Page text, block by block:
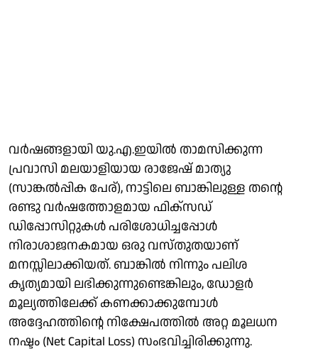
വർഷങ്ങളായി യു.എ.ഇയിൽ താമസിക്കുന്ന
പ്രവാസി മലയാളിയായ രാജേഷ് മാത്യു
(സാങ്കൽപ്പിക പേര്), നാട്ടിലെ ബാങ്കിലുള്ള തന്റെ
രണ്ടു വർഷത്തോളമായ ഫിക്സഡ്
ഡിപ്പോസിറ്റുകൾ പരിശോധിച്ചപ്പോൾ
നിരാശാജനകമായ ഒരു വസ്തുതയാണ്
മനസ്സിലാക്കിയത്. ബാങ്കിൽ നിന്നും പലിശ
കൃത്യമായി ലഭിക്കുന്നുണ്ടെങ്കിലും, ഡോളർ
മൂല്യത്തിലേക്ക് കണക്കാക്കുമ്പോൾ
അദ്ദേഹത്തിന്റെ നിക്ഷേപത്തിൽ അറ്റ മൂലധന
നഷ്ടം (Net Capital Loss) സംഭവിച്ചിരിക്കുന്നു.